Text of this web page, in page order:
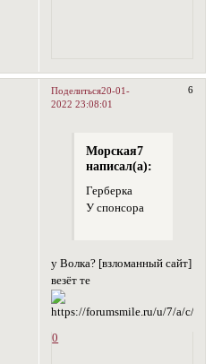
Поделиться 6
20-01-
2022 23:08:01
Морская7
написал(а):
Герберка
У спонсора
у Волка? [взломанный сайт]
везёт те
0